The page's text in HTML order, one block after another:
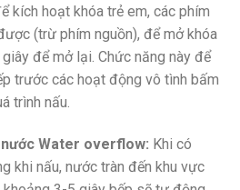
kích hoạt khóa trẻ em, các phím
(trừ phím nguồn), để mở khóa
để mở lại. Chức năng này để
trước các hoạt động vô tình bấm
trình nấu.
Water overflow: Khi có
khi nấu, nước tràn đến khu vực